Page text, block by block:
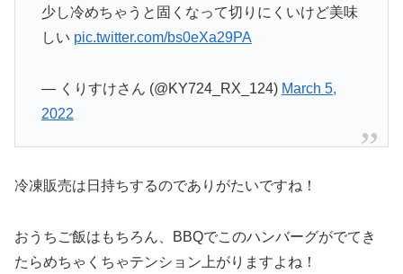
少し冷めちゃうと固くなって切りにくいけど美味
しい pic.twitter.com/bs0eXa29PA
— くりすけさん (@KY724_RX_124) March 5,
2022
冷凍販売は日持ちするのでありがたいですね！
おうちご飯はもちろん、BBQでこのハンバーグがでてき
たらめちゃくちゃテンション上がりますよね！